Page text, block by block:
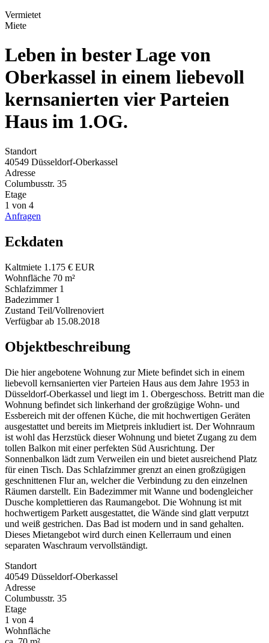
Vermietet
Miete
Leben in bester Lage von
Oberkassel in einem liebevoll
kernsanierten vier Parteien
Haus im 1.OG.
Standort
40549 Düsseldorf-Oberkassel
Adresse
Columbusstr. 35
Etage
1 von 4
Anfragen
Eckdaten
Kaltmiete 1.175 € EUR
Wohnfläche 70 m²
Schlafzimmer 1
Badezimmer 1
Zustand Teil/Vollrenoviert
Verfügbar ab 15.08.2018
Objektbeschreibung
Die hier angebotene Wohnung zur Miete befindet sich in einem
liebevoll kernsanierten vier Parteien Haus aus dem Jahre 1953 in
Düsseldorf-Oberkassel und liegt im 1. Obergeschoss. Betritt man die
Wohnung befindet sich linkerhand der großzügige Wohn- und
Essbereich mit der offenen Küche, die mit hochwertigen Geräten
ausgestattet und bereits im Mietpreis inkludiert ist. Der Wohnraum
ist wohl das Herzstück dieser Wohnung und bietet Zugang zu dem
tollen Balkon mit einer perfekten Süd Ausrichtung. Der
Sonnenbalkon lädt zum Verweilen ein und bietet ausreichend Platz
für einen Tisch. Das Schlafzimmer grenzt an einen großzügigen
geschnittenen Flur an, welcher die Verbindung zu den einzelnen
Räumen darstellt. Ein Badezimmer mit Wanne und bodengleicher
Dusche komplettieren das Raumangebot. Die Wohnung ist mit
hochwertigem Parkett ausgestattet, die Wände sind glatt verputzt
und weiß gestrichen. Das Bad ist modern und in sand gehalten.
Dieses Mietangebot wird durch einen Kellerraum und einen
separaten Waschraum vervollständigt.
Standort
40549 Düsseldorf-Oberkassel
Adresse
Columbusstr. 35
Etage
1 von 4
Wohnfläche